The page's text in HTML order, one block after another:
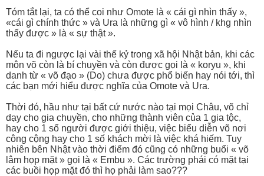
Tóm tắt lại, ta có thể coi như Omote là « cái gì nhìn thấy »,
«cái gì chính thức » và Ura là những gì « vô hình / khg nhìn
thấy được » là « sự thật ».
Nếu ta đi ngược lại vài thế kỷ trong xã hội Nhật bản, khi các
môn võ còn là bí chuyền và còn được gọi là « koryu », khi
danh từ « võ đạo » (Do) chưa được phổ biến hay nói tới, thì
các bạn mới hiểu được nghĩa của Omote và Ura.
Thời đó, hầu như tại bất cứ nước nào tại mọi Châu, võ chỉ
dạy cho gia chuyền, cho những thành viên của 1 gia tộc,
hay cho 1 số người được giới thiệu, việc biểu diễn võ nơi
công cộng hay cho 1 số khách mời là việc khá hiếm. Tuy
nhiên bên Nhật vào thời điểm đó cũng có những buổi « võ
lâm họp mặt » gọi là « Embu ». Các trường phái có mặt tại
các buồi họp mặt đó thì họ phải làm sao???